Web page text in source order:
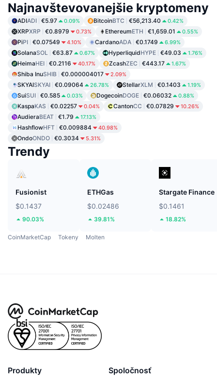
Najnavštevovanejšie kryptomeny
ADIADI €5.97 0.09% BitcoinBTC €56,213.40 0.42%
XRPXRP €0.8979 0.73% EthereumETH €1,659.01 0.55%
PiPI €0.07549 4.10% CardanoADA €0.1749 6.99%
SolanaSOL €63.87 0.67% HyperliquidHYPE €49.03 1.76%
HeimaHEI €0.2116 40.17% ZcashZEC €443.17 1.67%
Shiba InuSHIB €0.000004017 2.09%
SKYAISKYAI €0.09064 26.78% StellarXLM €0.1403 1.19%
SuiSUI €0.585 0.03% DogecoinDOGE €0.06032 0.88%
KaspaKAS €0.02257 0.04% CantonCC €0.07829 10.26%
AudieraBEAT €1.79 17.13%
HashflowHFT €0.009884 40.98%
OndoONDO €0.3034 5.31%
Trendy
Fusionist
$0.1437
90.03%
ETHGas
$0.02486
39.81%
Stargate Finance
$0.1461
18.82%
CoinMarketCap Tokeny Molten
Produkty Spoločnosť